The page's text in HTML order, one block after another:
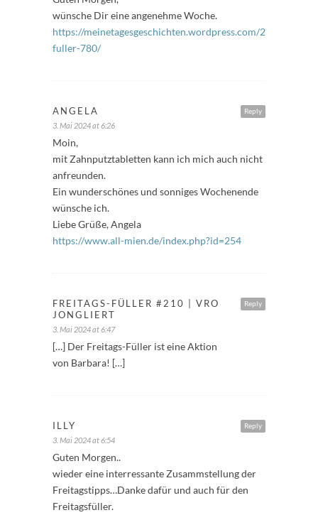
wünsche Dir eine angenehme Woche.
https://meinetagesgeschichten.wordpress.com/2024/05/
fuller-780/
Reply
ANGELA
3. Mai 2024 at 6:26
Moin,
mit Zahnputztabletten kann ich mich auch nicht
anfreunden.
Ein wunderschönes und sonniges Wochenende
wünsche ich.
Liebe Grüße, Angela
https://www.all-mien.de/index.php?id=254
Reply
FREITAGS-FÜLLER #210 | VRO
JONGLIERT
3. Mai 2024 at 6:47
[…] Der Freitags-Füller ist eine Aktion
von Barbara! […]
Reply
ILLY
3. Mai 2024 at 6:54
Guten Morgen..
wieder eine interressante Zusammstellung der
Freitagstipps…Danke dafür und auch für den
Freitagsfüller.